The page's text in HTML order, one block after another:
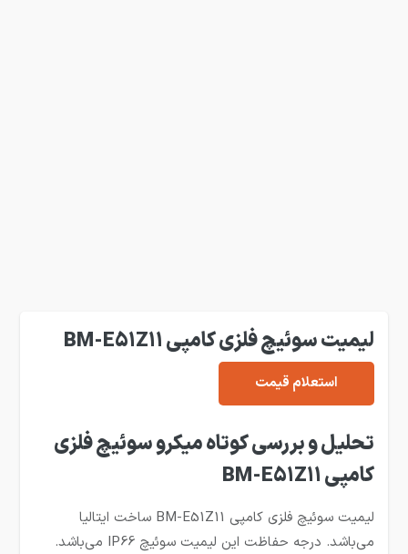
لیمیت سوئیچ فلزی کامپی BM-E51Z11
استعلام قیمت
تحلیل و بررسی کوتاه میکرو سوئیچ فلزی
کامپی BM-E51Z11
لیمیت سوئیچ فلزی کامپی BM-E51Z11 ساخت ایتالیا
می‌باشد. درجه حفاظت این لیمیت سوئیچ IP66 می‌باشد.